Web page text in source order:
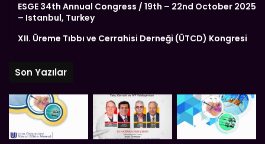
ESGE 34th Annual Congress / 19th – 22nd October 2025
– Istanbul, Turkey
XII. Üreme Tıbbı ve Cerrahisi Derneği (ÜTCD) Kongresi
Son Yazılar